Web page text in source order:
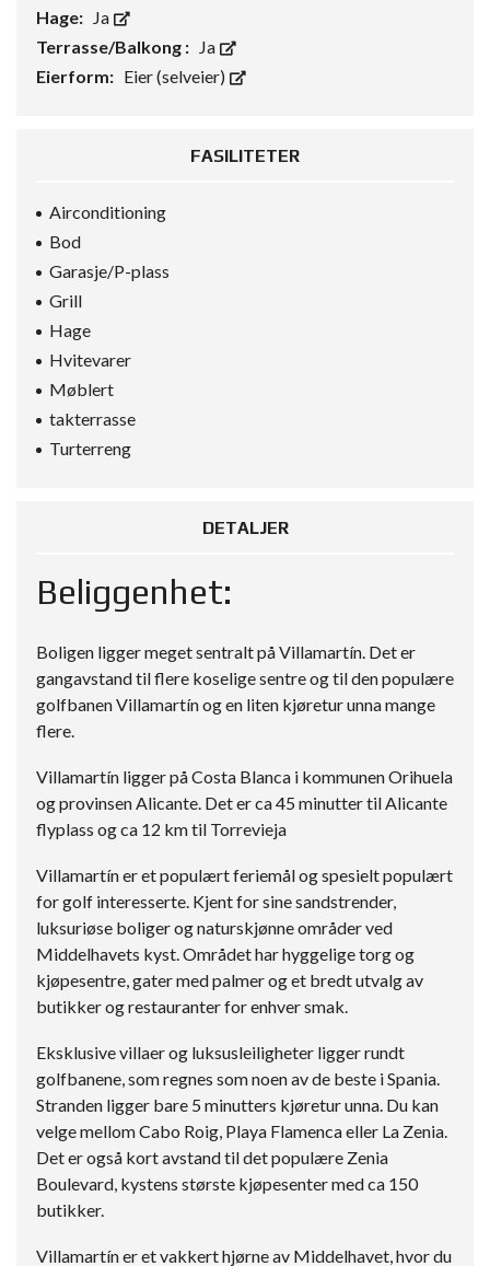
Hage: Ja
Terrasse/Balkong : Ja
Eierform: Eier (selveier)
FASILITETER
Airconditioning
Bod
Garasje/P-plass
Grill
Hage
Hvitevarer
Møblert
takterrasse
Turterreng
DETALJER
Beliggenhet:
Boligen ligger meget sentralt på Villamartín. Det er
gangavstand til flere koselige sentre og til den populære
golfbanen Villamartín og en liten kjøretur unna mange
flere.
Villamartín ligger på Costa Blanca i kommunen Orihuela
og provinsen Alicante. Det er ca 45 minutter til Alicante
flyplass og ca 12 km til Torrevieja
Villamartín er et populært feriemål og spesielt populært
for golf interesserte. Kjent for sine sandstrender,
luksuriøse boliger og naturskjønne områder ved
Middelhavets kyst. Området har hyggelige torg og
kjøpesentre, gater med palmer og et bredt utvalg av
butikker og restauranter for enhver smak.
Eksklusive villaer og luksusleiligheter ligger rundt
golfbanene, som regnes som noen av de beste i Spania.
Stranden ligger bare 5 minutters kjøretur unna. Du kan
velge mellom Cabo Roig, Playa Flamenca eller La Zenia.
Det er også kort avstand til det populære Zenia
Boulevard, kystens største kjøpesenter med ca 150
butikker.
Villamartín er et vakkert hjørne av Middelhavet, hvor du